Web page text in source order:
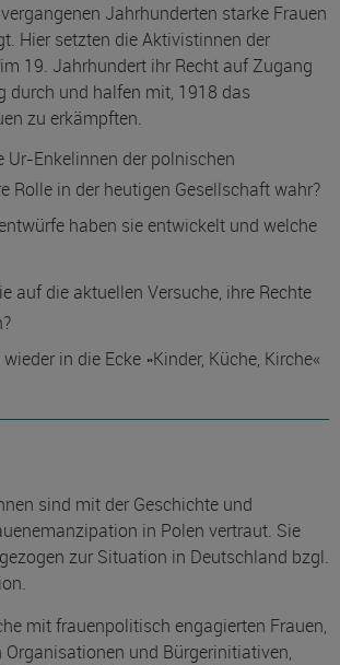
Jahrhunderten starke Frauen
Hier setzten die Aktivistinnen der
19. Jahrhundert ihr Recht auf Zugang
durch und halfen mit, 1918 das
zu erkämpften.
Ur-Enkelinnen der polnischen
Rolle in der heutigen Gesellschaft wahr?
haben sie entwickelt und welche
auf die aktuellen Versuche, ihre Rechte
in die Ecke »Kinder, Küche, Kirche«
sind mit der Geschichte und
in Polen vertraut. Sie
zur Situation in Deutschland bzgl.
mit frauenpolitisch engagierten Frauen,
Organisationen und Bürgerinitiativen,